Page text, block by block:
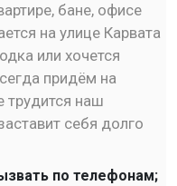
бане, офисе
на улице Карвата
или хочется
придём на
трудится наш
себя долго
по телефонам;